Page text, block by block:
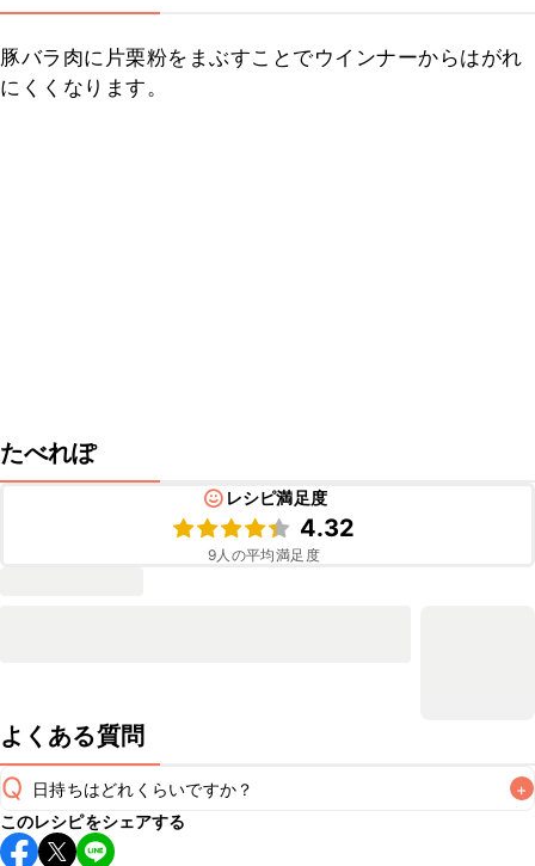
豚バラ肉に片栗粉をまぶすことでウインナーからはがれ
にくくなります。
たべれぽ
レシピ満足度
4.32
9人の平均満足度
よくある質問
Q 日持ちはどれくらいですか？ +
保存期間は冷蔵で翌日中が目安です。なるべくお早めにお召
このレシピをシェアする